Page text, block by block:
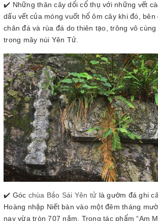
✔️ Những thân cây dổi cổ thụ với những vết
dấu vết của móng vuốt hổ ôm cây khi đó, bên
chân đá và rùa đá do thiên tạo, trông vô
trong mây núi Yên Tử.
✔️ Góc chùa Bảo Sái Yên tử là gườm đá ghi
Hoàng nhập Niết bàn vào một đêm tháng
nay vừa tròn 707 năm. Trong tác phẩm “Am